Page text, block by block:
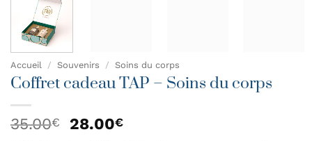
Accueil / Souvenirs / Soins du corps
Coffret cadeau TAP – Soins du corps
35.00€
Le
28.00€Le